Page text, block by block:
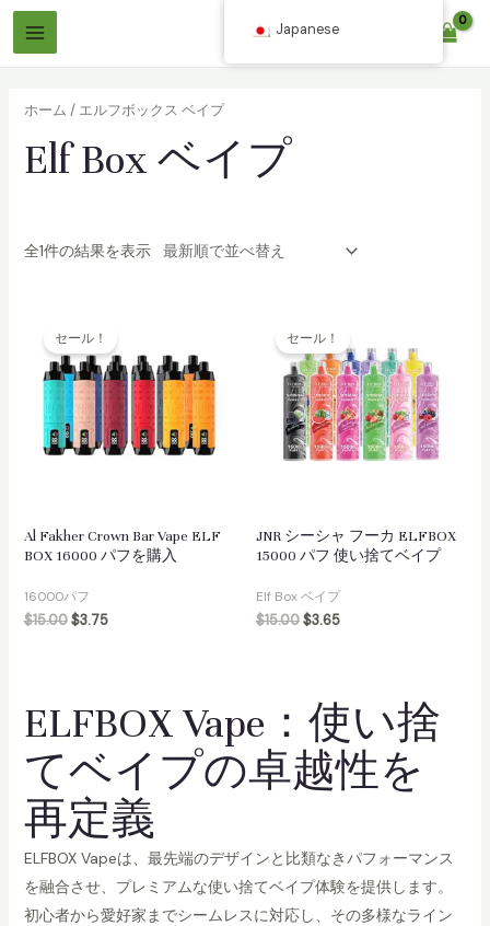
コ
メ
メ
ュ
ホーム / エルフボックス ベイプ
Elf Box ベイプ
全1件の結果を表示
セール！
Al Fakher Crown Bar Vape ELF
BOX 16000 パフを購入
16000パフ
$15.00 $3.75
セール！
JNR シーシャ フーカ ELFBOX
15000 パフ 使い捨てベイプ
Elf Box ベイプ
$15.00$3.65
ELFBOX Vape：使い捨
てベイプの卓越性を
再定義
ELFBOX Vapeは、最先端のデザインと比類なきパフォーマンス
を融合させ、プレミアムな使い捨てベイプ体験を提供します。
初心者から愛好家までシームレスに対応し、その多様なライン
Japanese